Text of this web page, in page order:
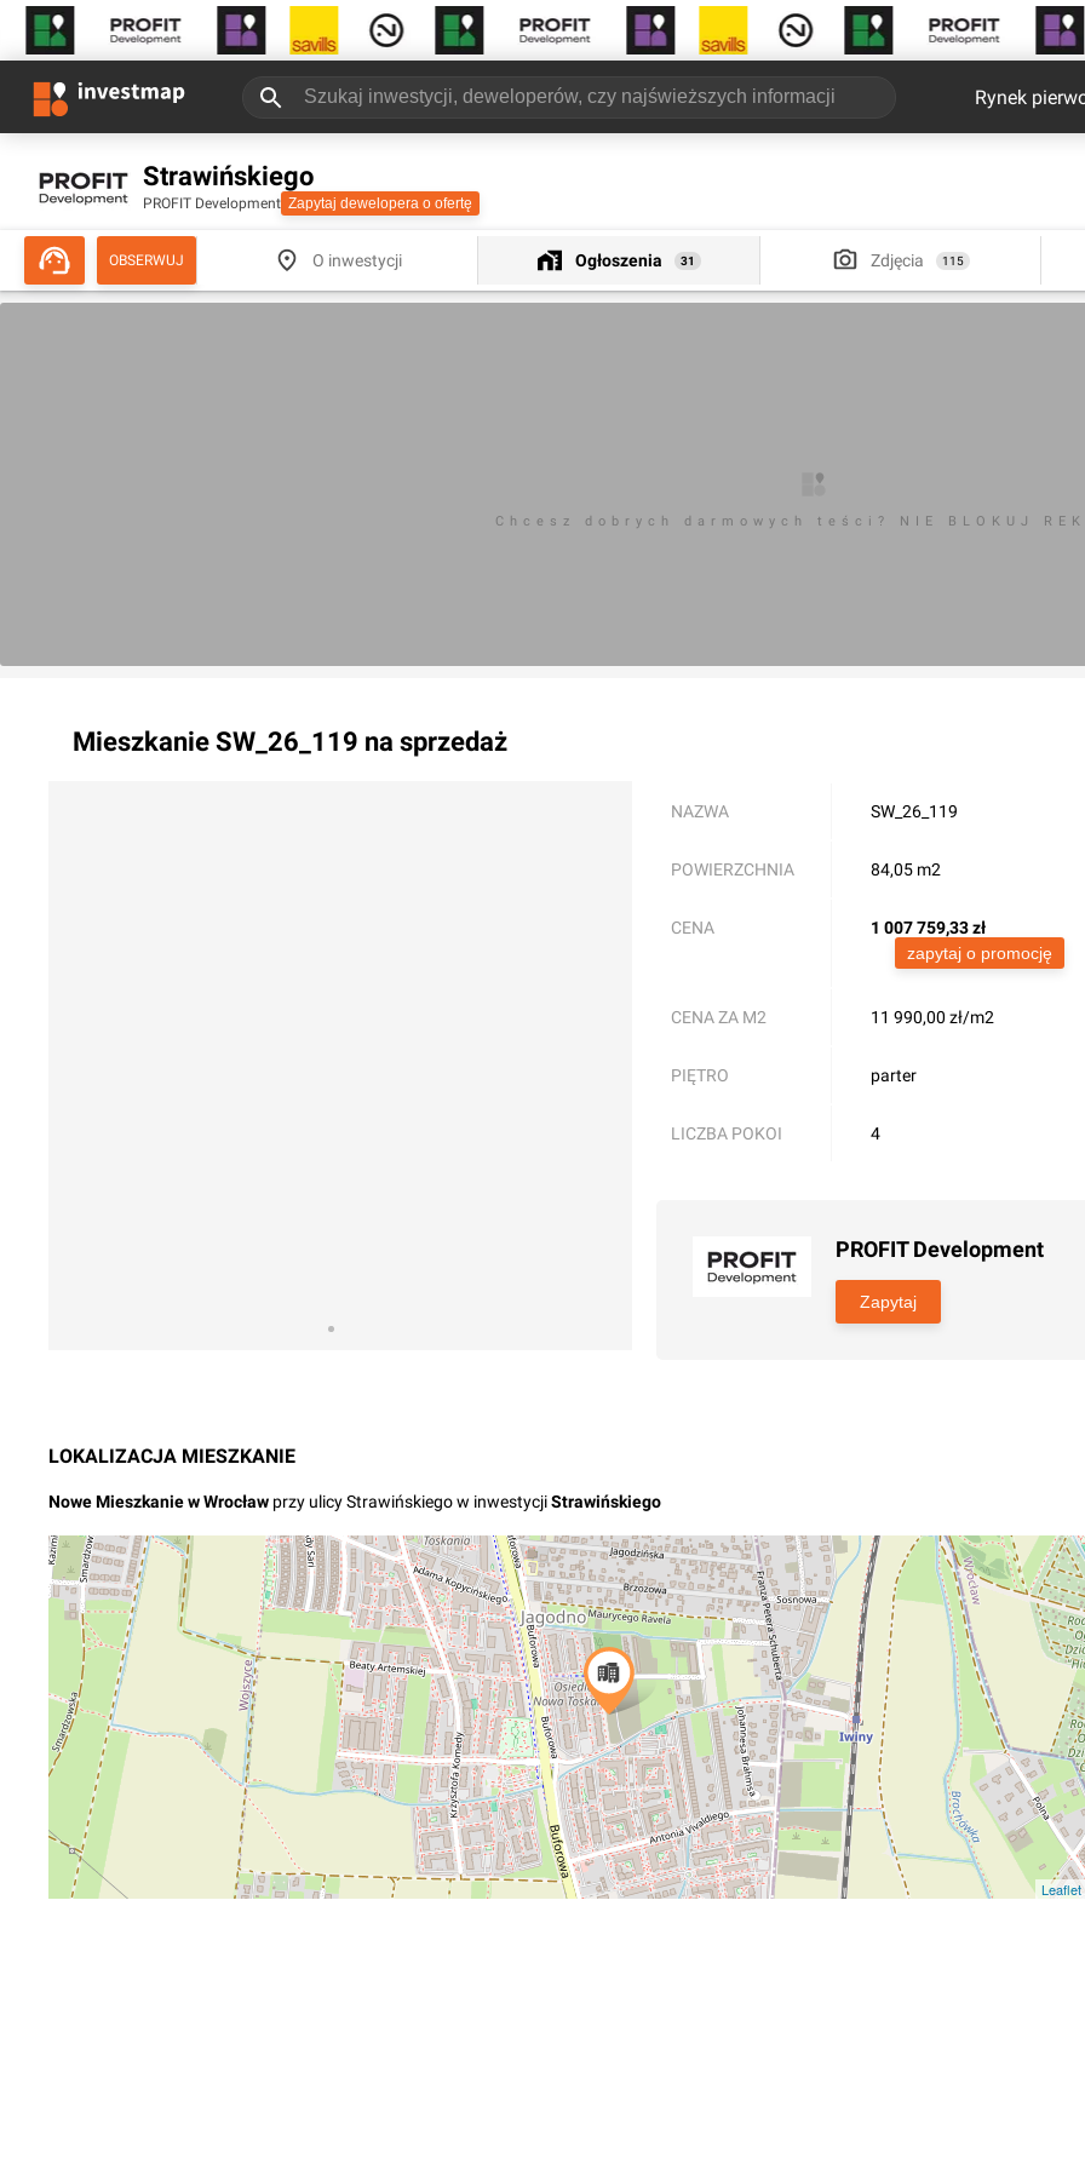
Rynek
Strawińskiego
PROFIT Development Zapytaj dewelopera o ofertę
OBSERWUJ O inwestycji Ogłoszenia 31 Zdjęcia 115
Chcesz dobrych darmowych teści? NIE BLOKUJ
Mieszkanie SW_26_119 na sprzedaż
NAZWA SW_26_119
POWIERZCHNIA 84,05 m2
CENA 1 007 759,33zł
zapytaj o promocję
CENA ZA M2 11 990,00 zł/m2
PIĘTRO parter
LICZBA POKOI 4
PROFIT Development
Zapytaj
LOKALIZACJA MIESZKANIE
NoweMieszkaniewWrocław przy ulicy Strawińskiegow inwestycjiStrawińskiego
Leaflet